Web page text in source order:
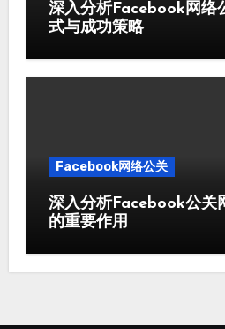
深入分析Facebook网络
式与成功策略
Facebook网络公关
深入分析Facebook公关
的重要作用